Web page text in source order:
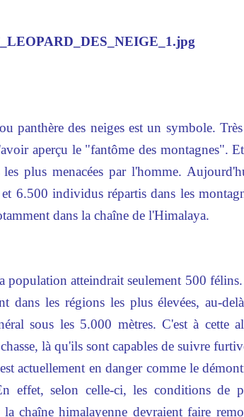
ou panthère des neiges est un symbole.
aperçu le "fantôme des montagnes".
les plus menacées par l'homme.
6.500 individus répartis dans les
dans la chaîne de l'Himalaya.
population atteindrait seulement 500
dans les régions les plus élevées, au-
sous les 5.000 mètres. C'est à cette
là qu'ils sont capables de suivre
actuellement en danger comme le
effet, selon celle-ci, les conditions de
chaîne himalayenne devraient faire